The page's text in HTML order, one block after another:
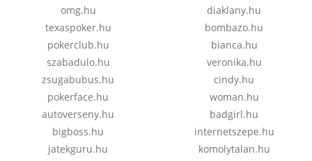
omg.hu
texaspoker.hu
pokerclub.hu
szabadulo.hu
zsugabubus.hu
pokerface.hu
autoverseny.hu
bigboss.hu
jatekguru.hu
diaklany.hu
bombazo.hu
bianca.hu
veronika.hu
cindy.hu
woman.hu
badgirl.hu
internetszepe.hu
komolytalan.hu